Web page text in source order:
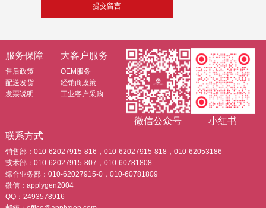
服务保障
售后政策
配送发货
发票说明
大客户服务
OEM服务
经销商政策
工业客户采购
微信公众号
小红书
联系方式
销售部：010-62027915-816，010-62027915-818，010-62053186
技术部：010-62027915-807，010-60781808
综合业务部：010-62027915-0，010-60781809
微信：applygen2004
QQ：2493578916